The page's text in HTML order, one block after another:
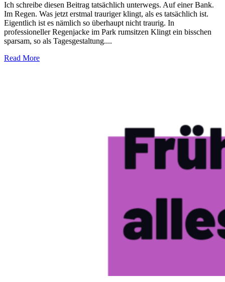
Ich schreibe diesen Beitrag tatsächlich unterwegs. Auf einer Bank.
Im Regen. Was jetzt erstmal trauriger klingt, als es tatsächlich ist.
Eigentlich ist es nämlich so überhaupt nicht traurig. In
professioneller Regenjacke im Park rumsitzen Klingt ein bisschen
sparsam, so als Tagesgestaltung....
Read More